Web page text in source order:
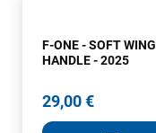
F-ONE - SOFT WING
HANDLE - 2025
29,00 €